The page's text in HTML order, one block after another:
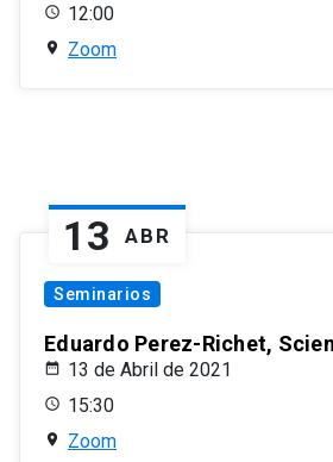
12:00
Zoom
13 ABR
Seminarios
Eduardo Perez-Richet,
13 de Abril de 2021
15:30
Zoom